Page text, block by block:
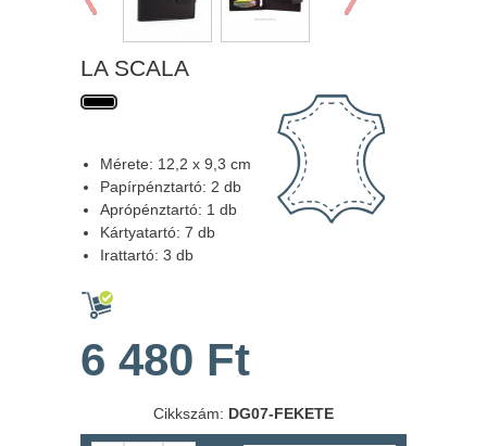
LA SCALA
Mérete: 12,2 x 9,3 cm
Papírpénztartó: 2 db
Aprópénztartó: 1 db
Kártyatartó: 7 db
Irattartó: 3 db
6 480 Ft
Cikkszám: DG07-FEKETE